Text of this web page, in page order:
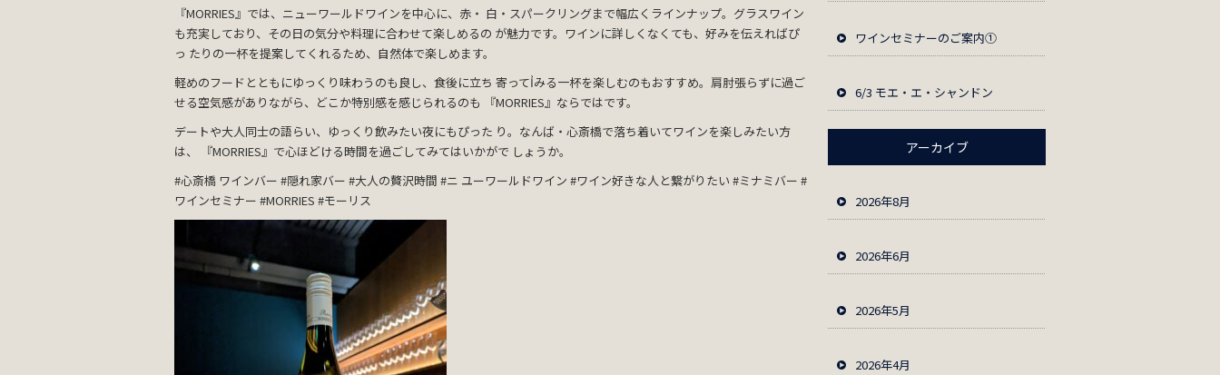
『MORRIES』では、ニューワールドワインを中心に、赤・ 白・スパークリングまで幅広くラインナップ。グラスワイン
も充実しており、その日の気分や料理に合わせて楽しめるの が魅力です。ワインに詳しくなくても、好みを伝えればぴ
っ たりの一杯を提案してくれるため、自然体で楽しめます。
軽めのフードとともにゆっくり味わうのも良し、食後に立ち 寄ってỈみる一杯を楽しむのもおすすめ。肩肘張らずに過ご
せる空気感がありながら、どこか特別感を感じられるのも 『MORRIES』ならではです。
デートや大人同士の語らい、ゆっくり飲みたい夜にもぴった り。なんば・心斎橋で落ち着いてワインを楽しみたい方
は、 『MORRIES』で心ほどける時間を過ごしてみてはいかがで しょうか。
#心斎橋 ワインバー #隠れ家バー #大人の贅沢時間 #ニ ユーワールドワイン #ワイン好きな人と繋がりたい #ミナミバー #
ワインセミナー #MORRIES #モーリス
ワインセミナーのご案内①
6/3 モエ・エ・シャンドン
アーカイブ
2026年8月
2026年6月
2026年5月
2026年4月